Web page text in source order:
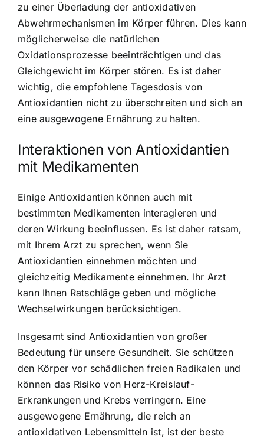
zu einer Überladung der antioxidativen
Abwehrmechanismen im Körper führen. Dies kann
möglicherweise die natürlichen
Oxidationsprozesse beeinträchtigen und das
Gleichgewicht im Körper stören. Es ist daher
wichtig, die empfohlene Tagesdosis von
Antioxidantien nicht zu überschreiten und sich an
eine ausgewogene Ernährung zu halten.
Interaktionen von Antioxidantien
mit Medikamenten
Einige Antioxidantien können auch mit
bestimmten Medikamenten interagieren und
deren Wirkung beeinflussen. Es ist daher ratsam,
mit Ihrem Arzt zu sprechen, wenn Sie
Antioxidantien einnehmen möchten und
gleichzeitig Medikamente einnehmen. Ihr Arzt
kann Ihnen Ratschläge geben und mögliche
Wechselwirkungen berücksichtigen.
Insgesamt sind Antioxidantien von großer
Bedeutung für unsere Gesundheit. Sie schützen
den Körper vor schädlichen freien Radikalen und
können das Risiko von Herz-Kreislauf-
Erkrankungen und Krebs verringern. Eine
ausgewogene Ernährung, die reich an
antioxidativen Lebensmitteln ist, ist der beste